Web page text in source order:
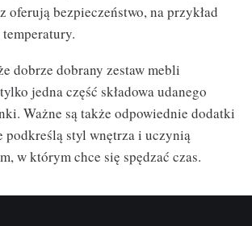
oferują bezpieczeństwo, na przykład
dobrze dobrany zestaw mebli
jedna część składowa udanego
Ważne są także odpowiednie dodatki
podkreślą styl wnętrza i uczynią
w którym chce się spędzać czas.